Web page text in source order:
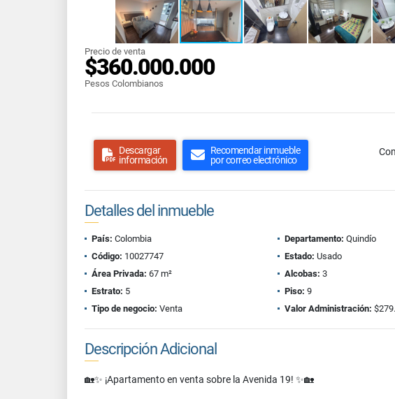
Precio de venta
$360.000.000
Pesos Colombianos
Descargar
información
Recomendar inmueble
por correo electrónico
Detalles del inmueble
País: Colombia Departamento: Quindío
Código: 10027747 Estado: Usado
Área Privada: 67 m² Alcobas: 3
Estrato: 5 Piso: 9
Tipo de negocio: Venta Valor Administración:
Descripción Adicional
🏡✨ ¡Apartamento en venta sobre la Avenida 19! ✨🏡